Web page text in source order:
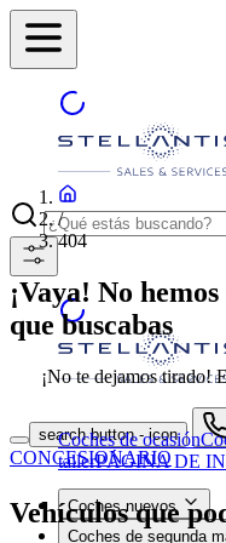
search button - icon
CONCESIONARIO
Coches nuevos
Coches de segunda
/
404
¡Vaya! No
que buscabas
¡No te dejamos tirado!
Coches de ocasión
tallerPÁGINA DE
Vehículos que